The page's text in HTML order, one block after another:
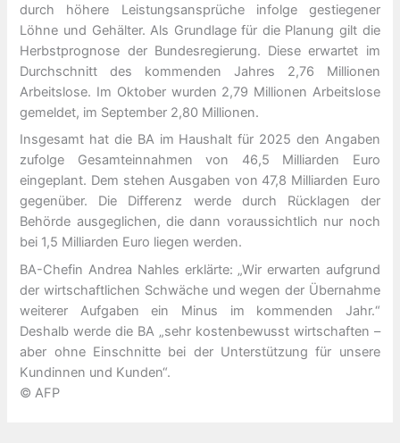
durch höhere Leistungsansprüche infolge gestiegener
Löhne und Gehälter. Als Grundlage für die Planung gilt die
Herbstprognose der Bundesregierung. Diese erwartet im
Durchschnitt des kommenden Jahres 2,76 Millionen
Arbeitslose. Im Oktober wurden 2,79 Millionen Arbeitslose
gemeldet, im September 2,80 Millionen.
Insgesamt hat die BA im Haushalt für 2025 den Angaben
zufolge Gesamteinnahmen von 46,5 Milliarden Euro
eingeplant. Dem stehen Ausgaben von 47,8 Milliarden Euro
gegenüber. Die Differenz werde durch Rücklagen der
Behörde ausgeglichen, die dann voraussichtlich nur noch
bei 1,5 Milliarden Euro liegen werden.
BA-Chefin Andrea Nahles erklärte: „Wir erwarten aufgrund
der wirtschaftlichen Schwäche und wegen der Übernahme
weiterer Aufgaben ein Minus im kommenden Jahr.“
Deshalb werde die BA „sehr kostenbewusst wirtschaften –
aber ohne Einschnitte bei der Unterstützung für unsere
Kundinnen und Kunden“.
© AFP